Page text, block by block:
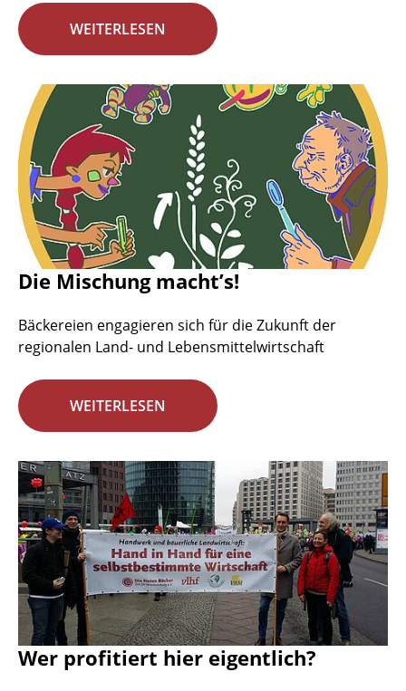
WEITERLESEN
Die Mischung macht’s!
Bäckereien engagieren sich für die Zukunft der
regionalen Land- und Lebensmittelwirtschaft
WEITERLESEN
Wer profitiert hier eigentlich?